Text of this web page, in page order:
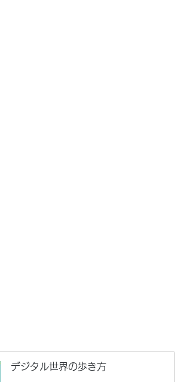
デジタル世界の歩き方